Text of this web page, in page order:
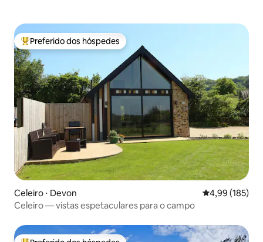
Entre os melhores preferidos dos hóspedes
Preferido dos hóspedes
Celeiro ⋅ Devon 4,99 de uma
4,99 (185)
Celeiro — vistas espetaculares para o campo